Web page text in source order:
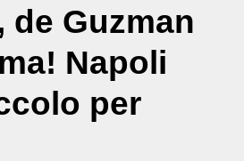
de Guzman
Napoli
per